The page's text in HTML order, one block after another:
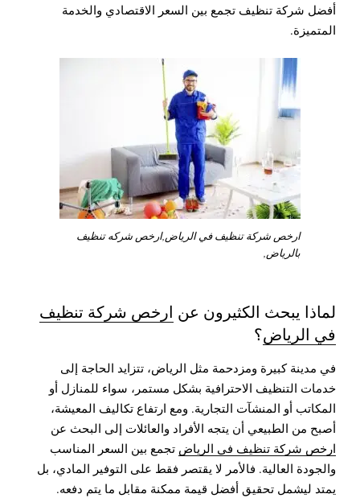
أفضل شركة تنظيف تجمع بين السعر الاقتصادي والخدمة
المتميزة.
ارخص شركة تنظيف في الرياض,ارخص شركه تنظيف
بالرياض,
لماذا يبحث الكثيرون عن ارخص شركة تنظيف
في الرياض؟
في مدينة كبيرة ومزدحمة مثل الرياض، تتزايد الحاجة إلى
خدمات التنظيف الاحترافية بشكل مستمر، سواء للمنازل أو
المكاتب أو المنشآت التجارية. ومع ارتفاع تكاليف المعيشة،
أصبح من الطبيعي أن يتجه الأفراد والعائلات إلى البحث عن
ارخص شركة تنظيف في الرياض تجمع بين السعر المناسب
والجودة العالية. فالأمر لا يقتصر فقط على التوفير المادي، بل
يمتد ليشمل تحقيق أفضل قيمة ممكنة مقابل ما يتم دفعه.